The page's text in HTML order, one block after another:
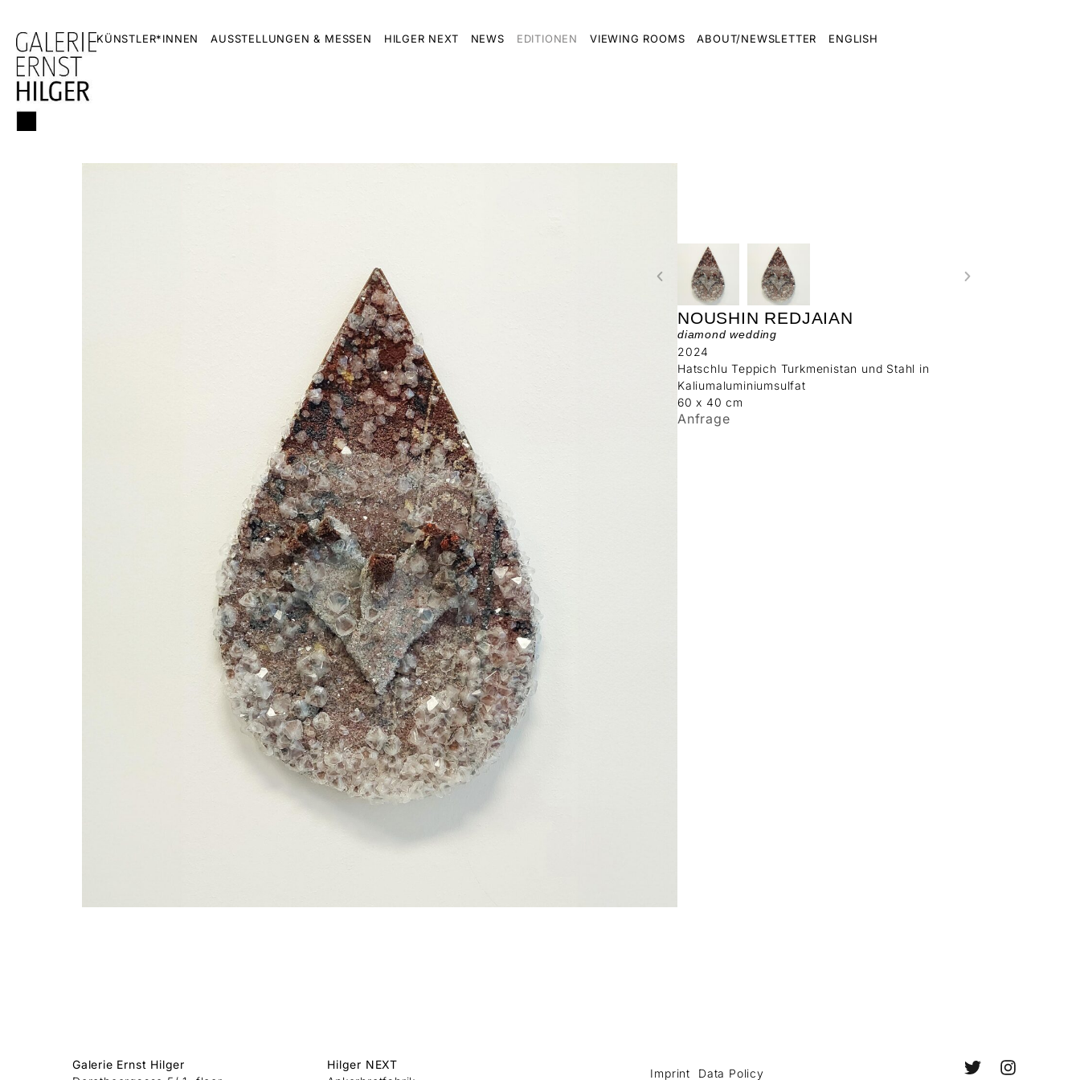
KÜNSTLER*INNEN AUSSTELLUNGEN & MESSEN HILGER NEXT NEWS EDITIONEN VIEWING ROOMS ABOUT/NEWSLETTER ENGLISH
NOUSHIN REDJAIAN
diamond wedding
2024
Hatschlu Teppich Turkmenistan und Stahl in
Kaliumaluminiumsulfat
60 x 40 cm
Anfrage
Galerie Ernst Hilger
Hilger NEXT
Imprint Data Policy